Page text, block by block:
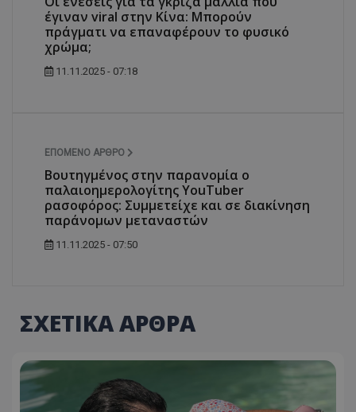
έγιναν viral στην Κίνα: Μπορούν
πράγματι να επαναφέρουν το φυσικό
χρώμα;
11.11.2025 - 07:18
ΕΠΌΜΕΝΟ ΆΡΘΡΟ
Βουτηγμένος στην παρανομία ο
παλαιοημερολογίτης YouTuber
ρασοφόρος: Συμμετείχε και σε διακίνηση
παράνομων μεταναστών
11.11.2025 - 07:50
ΣΧΕΤΙΚΑ ΑΡΘΡΑ